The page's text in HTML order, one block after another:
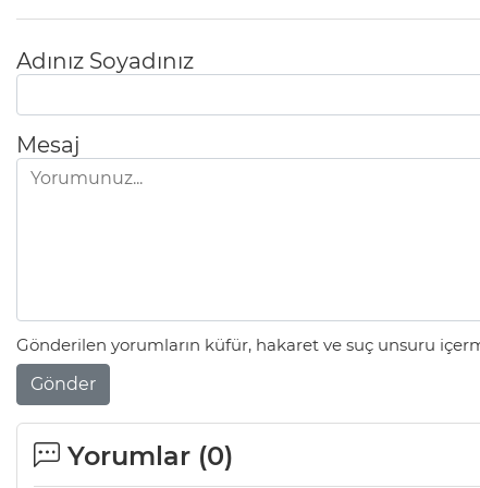
Adınız Soyadınız
Mesaj
Gönderilen yorumların küfür, hakaret ve suç unsuru
Gönder
Yorumlar (0)